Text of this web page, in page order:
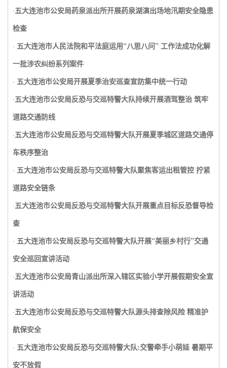
·五大连池市公安局药泉派出所开展药泉湖演出场地汛期安全隐患
检查
· 五大连池市人民法院和平法庭运用“八思八问” 工作法成功化解
一批涉农纠纷系列案件
· 五大连池市公安局开展夏季治安巡查宣防集中统一行动
·五大连池市公安局反恐与交巡特警大队持续开展酒驾整治 筑牢
道路交通防线
·五大连池市公安局反恐与交巡特警大队开展夏季城区道路交通停
车秩序整治
· 五大连池市公安局反恐与交巡特警大队聚焦客运出租管控 拧紧
道路安全链条
·五大连池市公安局反恐与交巡特警大队开展重点目标反恐督导检
查
· 五大连池市公安局反恐与交巡特警大队开展“美丽乡村行”交通
安全巡回宣讲活动
·五大连池市公安局青山派出所深入辖区实验小学开展假期安全宣
讲活动
·五大连池市公安局反恐与交巡特警大队源头排查除风险 精准护
航保安全
· 五大连池市公安局反恐与交巡特警大队:交警牵手小萌娃 暑期平
安不放假